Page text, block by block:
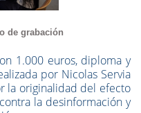
de grabación
1.000 euros, diploma y
por Nicolas Servia
la originalidad del efecto
la desinformación y